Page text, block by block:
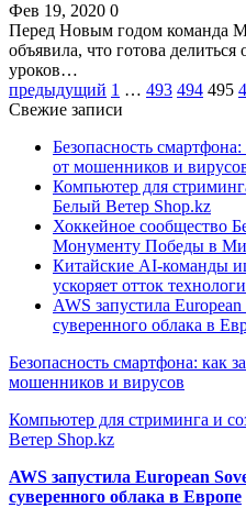
Фев 19, 2020 0
Перед Новым годом команда
объявила, что готова
уроков…
предыдущий 1 … 493 494 495
Свежие записи
Безопасность
от мошенников и
Компьютер для
Белый Ветер Shop.kz
Хоккейное сообщество
Монументу Победы в
Китайские AI-команды
ускоряет отток
AWS запустила
суверенного облака в
Безопасность смартфона: как
мошенников и вирусов
Компьютер для стриминга и
Ветер Shop.kz
AWS запустила European
суверенного облака в Европе